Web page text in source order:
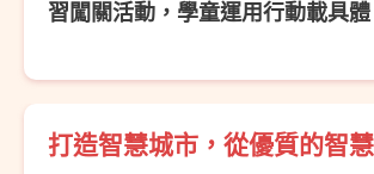
習闖關活動，學童運用行動載具
打造智慧城市，從優質的智